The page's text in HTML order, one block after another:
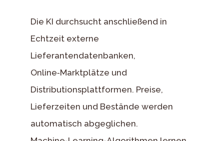
Die KI durchsucht anschließend in
Echtzeit externe
Lieferantendatenbanken,
Online‑Marktplätze und
Distributionsplattformen. Preise,
Lieferzeiten und Bestände werden
automatisch abgeglichen.